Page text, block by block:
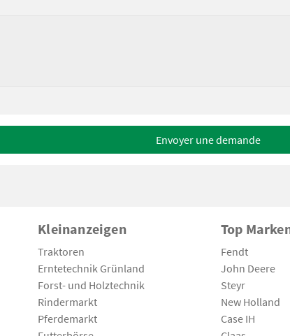
Envoyer une demande
Kleinanzeigen
Traktoren
Erntetechnik Grünland
Forst- und Holztechnik
Rindermarkt
Pferdemarkt
Top
Fendt
John Deere
Steyr
New Holland
Case IH